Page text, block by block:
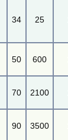
34 25
50 600
70 2100
90 3500